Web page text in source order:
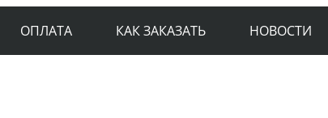
ОПЛАТА КАК ЗАКАЗАТЬ НОВОСТИ